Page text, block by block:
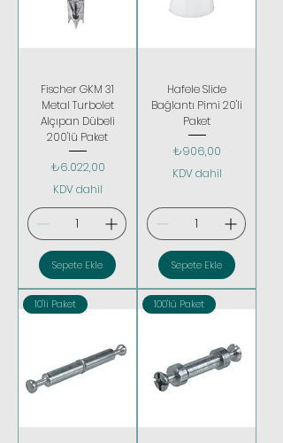
Fischer GKM 31
Metal Turbolet
Alçıpan Dübeli
200'lü Paket
Fiyat
₺6.022,00
KDV dahil
Sepete Ekle
Hafele Slide
Bağlantı Pimi 20'li
Paket
Fiyat
₺906,00
KDV dahil
Sepete Ekle
10'li Paket 100'lü Paket